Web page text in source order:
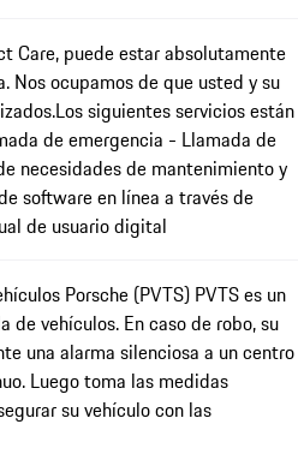
Care, puede estar absolutamente
Nos ocupamos de que usted y su
siguientes servicios están
de emergencia - Llamada de
necesidades de mantenimiento y
software en línea a través de
de usuario digital
Porsche (PVTS) PVTS es un
de vehículos. En caso de robo, su
una alarma silenciosa a un centro
Luego toma las medidas
su vehículo con las